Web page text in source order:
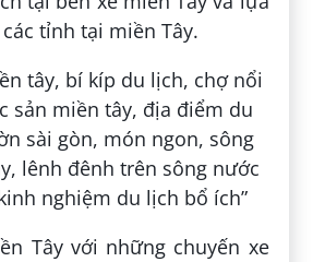
tỉnh tại miền Tây.
Tây với những chuyến xe